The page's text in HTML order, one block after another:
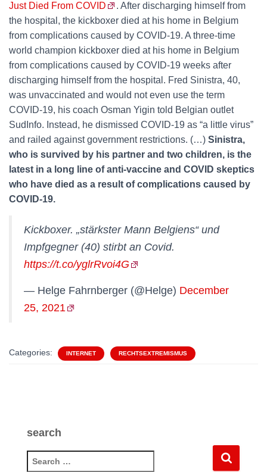
Just Died From COVID
. After discharging himself from
the hospital, the kickboxer died at his home in Belgium
from complications caused by COVID-19. A three-time
world champion kickboxer died at his home in Belgium
from complications caused by COVID-19 weeks after
discharging himself from the hospital. Fred Sinistra, 40,
was unvaccinated and would not even use the term
COVID-19, his coach Osman Yigin told Belgian outlet
SudInfo. Instead, he dismissed COVID-19 as “a little virus”
and railed against government restrictions. (…) Sinistra,
who is survived by his partner and two children, is the
latest in a long line of anti-vaccine and COVID skeptics
who have died as a result of complications caused by
COVID-19.
Kickboxer. „stärkster Mann Belgiens“ und
Impfgegner (40) stirbt an Covid.
https://t.co/yglrRvoi4G
— Helge Fahrnberger (@Helge) December
25, 2021
Categories: INTERNET RECHTSEXTREMISMUS
search
e